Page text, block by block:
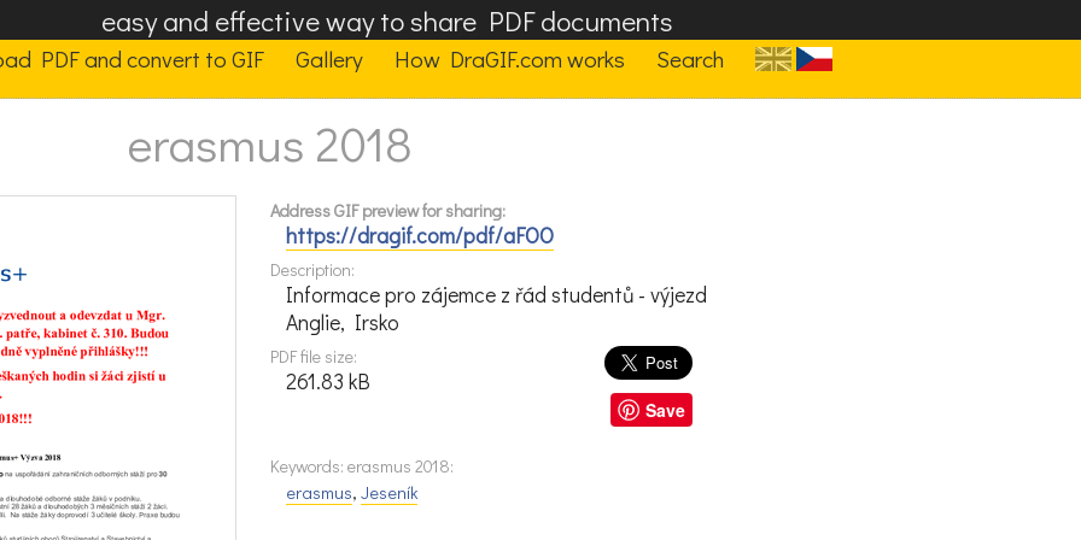
easy and effective way to share PDF documents
PDF and convert to GIF Gallery How DraGIF.com works Search
erasmus 2018
Address GIF preview for sharing:
https://dragif.com/pdf/aFOO
Description:
Informace pro zájemce z řád studentů - výjezd
Anglie, Irsko
Save
PDF file size:
261.83 kB
Keywords: erasmus 2018:
erasmus, Jeseník